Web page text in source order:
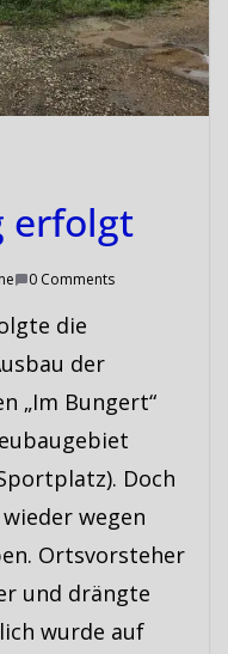
erfolgt
0 Comments
die
der
„Im Bungert“
Doch
wegen
Ortsvorsteher
und drängte
wurde auf